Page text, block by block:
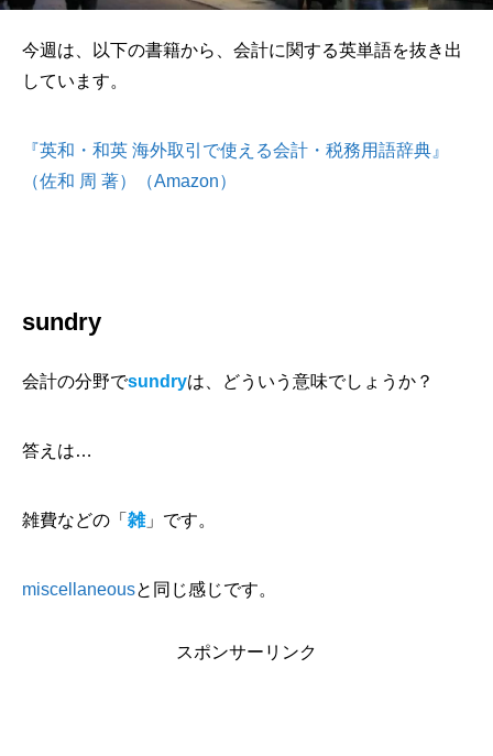
今週は、以下の書籍から、会計に関する英単語を抜き出
しています。
『英和・和英 海外取引で使える会計・税務用語辞典』
（佐和 周 著）（Amazon）
sundry
会計の分野でsundryは、どういう意味でしょうか？
答えは…
雑費などの「 雑」です。
miscellaneousと同じ感じです。
スポンサーリンク